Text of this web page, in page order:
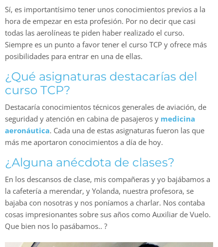
Sí, es importantísimo tener unos conocimientos previos a la
hora de empezar en esta profesión. Por no decir que casi
todas las aerolíneas te piden haber realizado el curso.
Siempre es un punto a favor tener el curso TCP y ofrece más
posibilidades para entrar en una de ellas.
¿Qué asignaturas destacarías del
curso TCP?
Destacaría conocimientos técnicos generales de aviación, de
seguridad y atención en cabina de pasajeros y medicina
aeronáutica. Cada una de estas asignaturas fueron las que
más me aportaron conocimientos a día de hoy.
¿Alguna anécdota de clases?
En los descansos de clase, mis compañeras y yo bajábamos a
la cafetería a merendar, y Yolanda, nuestra profesora, se
bajaba con nosotras y nos poníamos a charlar. Nos contaba
cosas impresionantes sobre sus años como Auxiliar de Vuelo.
Que bien nos lo pasábamos.. ?